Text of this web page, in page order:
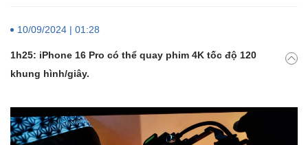
10/09/2024 | 01:28
1h25: iPhone 16 Pro có thể quay phim 4K tốc độ 120
khung hình/giây.